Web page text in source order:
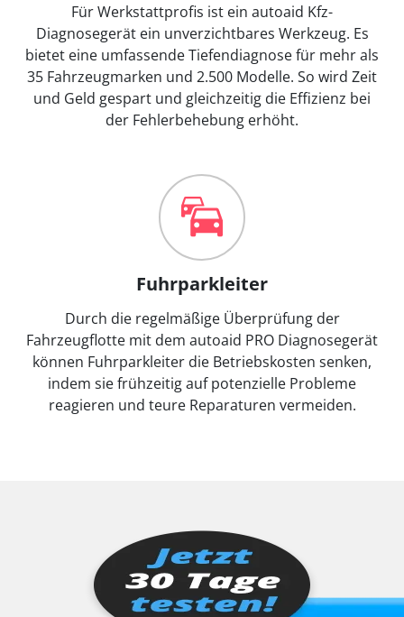
Für Werkstattprofis ist ein autoaid Kfz-
Diagnosegerät ein unverzichtbares Werkzeug. Es
bietet eine umfassende Tiefendiagnose für mehr als
35 Fahrzeugmarken und 2.500 Modelle. So wird Zeit
und Geld gespart und gleichzeitig die Effizienz bei
der Fehlerbehebung erhöht.
Fuhrparkleiter
Durch die regelmäßige Überprüfung der
Fahrzeugflotte mit dem autoaid PRO Diagnosegerät
können Fuhrparkleiter die Betriebskosten senken,
indem sie frühzeitig auf potenzielle Probleme
reagieren und teure Reparaturen vermeiden.